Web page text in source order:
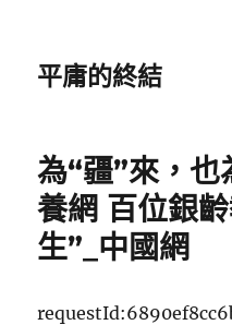
平庸的終結
為“疆”來，
養網 百位銀
生”_中國網